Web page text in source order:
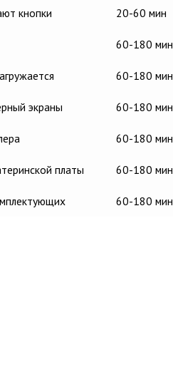
кнопки 20-60 мин
60-180 мин
60-180 мин
экраны 60-180 мин
60-180 мин
платы 60-180 мин
60-180 мин